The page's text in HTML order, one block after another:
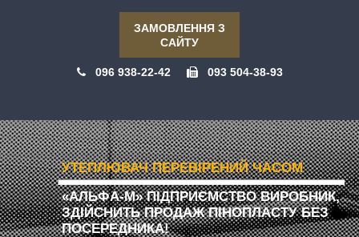
ЗАМОВЛЕННЯ З
САЙТУ
096 938-22-42 093 504-38-93
УТЕПЛЮВАЧ ПЕРЕВІРЕНИЙ ЧАСОМ
«АЛЬФА-М» ПІДПРИЄМСТВО ВИРОБНИК,
ЗДІЙСНИТЬ ПРОДАЖ ПІНОПЛАСТУ БЕЗ
ПОСЕРЕДНИКА!